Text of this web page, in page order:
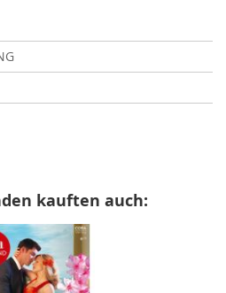
kauften auch: